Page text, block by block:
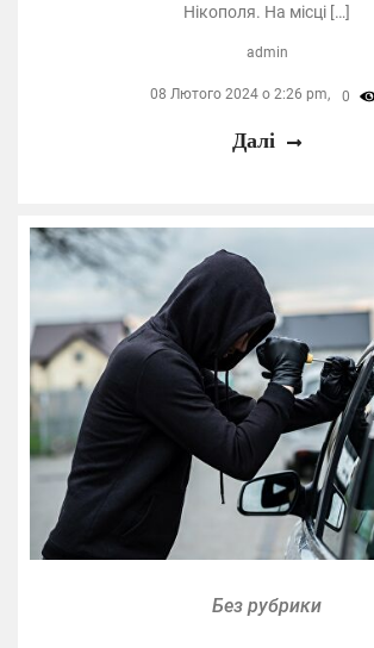
Нікополя. На місці […]
admin
08 Лютого 2024 о 2:26 pm, 0
Далі
Без рубрики